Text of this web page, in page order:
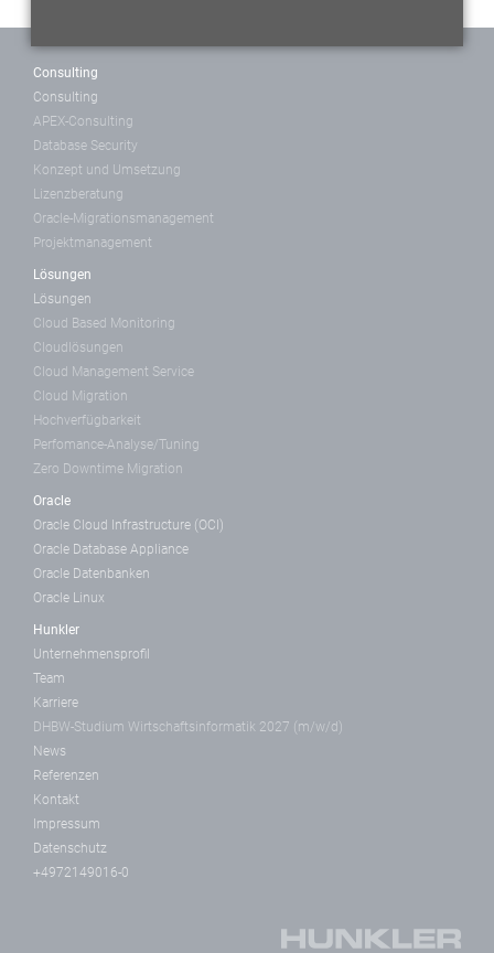
Consulting
Consulting
APEX-Consulting
Database Security
Konzept und Umsetzung
Lizenzberatung
Oracle-Migrationsmanagement
Projektmanagement
Lösungen
Lösungen
Cloud Based Monitoring
Cloudlösungen
Cloud Management Service
Cloud Migration
Hochverfügbarkeit
Perfomance-Analyse/Tuning
Zero Downtime Migration
Oracle
Oracle Cloud Infrastructure (OCI)
Oracle Database Appliance
Oracle Datenbanken
Oracle Linux
Hunkler
Unternehmensprofil
Team
Karriere
DHBW-Studium Wirtschaftsinformatik 2027 (m/w/d)
News
Referenzen
Kontakt
Impressum
Datenschutz
+4972149016-0